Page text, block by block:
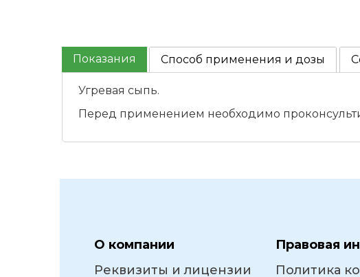
Показания Способ применения и дозы
Угревая сыпь.
Перед применением необходимо
О компании
Реквизиты и лицензии
Правовая
Политика